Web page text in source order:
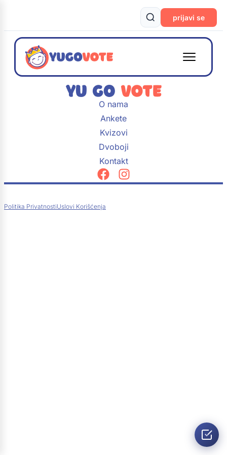
prijavi se
O nama
Ankete
Kvizovi
Dvoboji
Kontakt
Politika PrivatnostiUslovi Korišćenja